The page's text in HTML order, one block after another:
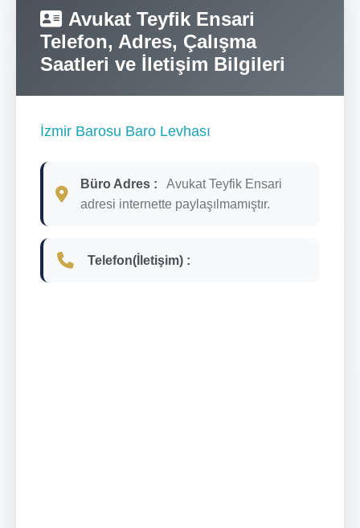
Avukat Teyfik Ensari
Telefon, Adres, Çalışma
Saatleri ve İletişim Bilgileri
İzmir Barosu Baro Levhası
Büro Adres :
Avukat Teyfik Ensari
adresi internette paylaşılmamıştır.
Telefon(İletişim) :